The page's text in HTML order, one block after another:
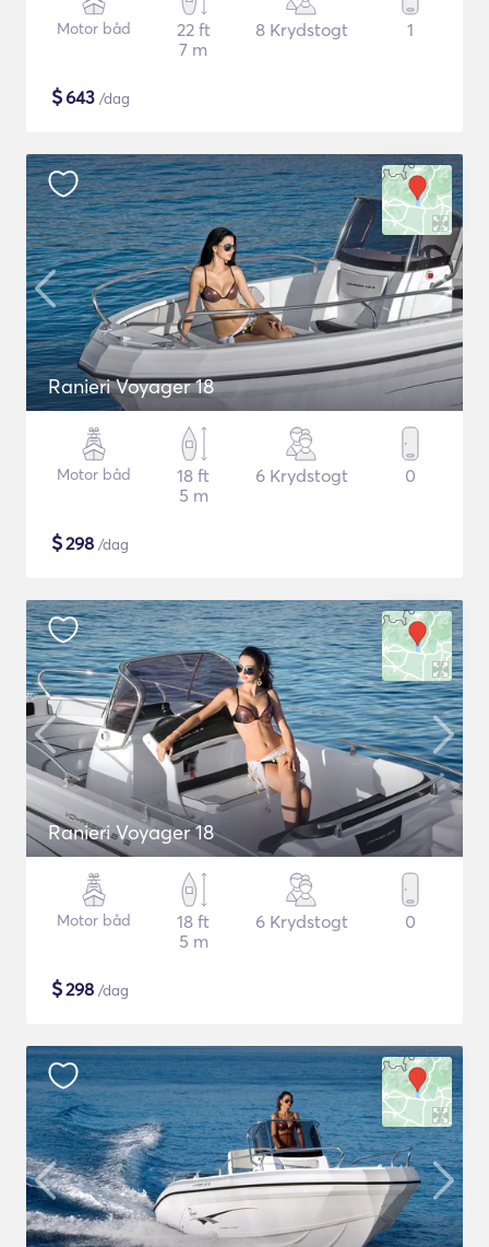
Motor båd
22 ft
7 m
8 Krydstogt 1
$643 /dag
Ranieri Voyager 18
Motor båd
18 ft
5 m
6 Krydstogt 0
$298 /dag
Ranieri Voyager 18
Motor båd
18 ft
5 m
6 Krydstogt 0
$298 /dag